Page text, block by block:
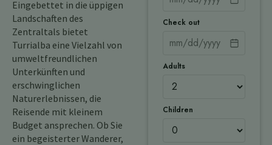
Eingebettet in die üppigen
Landschaften des
Zentraltals bietet
Turrialba eine Vielzahl von
umweltfreundlichen
Unterkünften und
erschwinglichen
Naturerlebnissen, die
Reisende mit kleinem
Budget ansprechen. Ob Sie
ein begeisterter Wanderer,
Check out
Adults
Children